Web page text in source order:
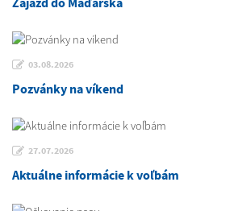
03.08.2026
Pozvánky na víkend
27.07.2026
Aktuálne informácie k voľbám